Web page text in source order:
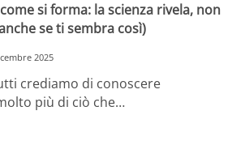
si forma: la scienza rivela, non
se ti sembra così)
2025
crediamo di conoscere
più di ciò che…